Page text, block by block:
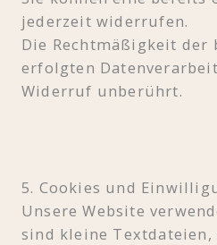
jederzeit widerrufen.
Die Rechtmäßigkeit der
erfolgten
Widerruf unberührt.
5. Cookies und
Unsere Website
sind kleine